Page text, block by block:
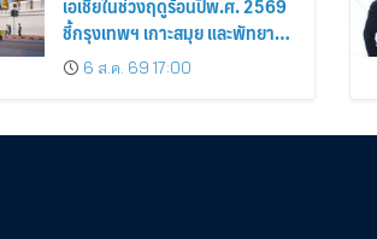
ชี้กรุงเทพฯ เกาะสมุย และพัทยา
ติดอันดับเมืองยอดนิยม
6 ส.ค. 69 17:00